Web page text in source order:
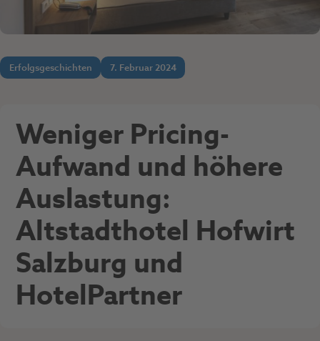
Erfolgsgeschichten 7. Februar 2024
Weniger Pricing-
Aufwand und höhere
Auslastung:
Altstadthotel Hofwirt
Salzburg und
HotelPartner